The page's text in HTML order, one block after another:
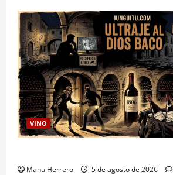
VINO
Manu Herrero 5 de agosto de 2026